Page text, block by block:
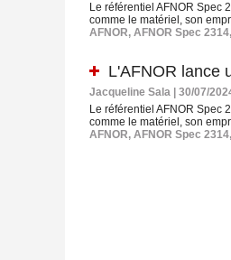
Le référentiel AFNOR Spec
comme le matériel, son
AFNOR, AFNOR Spec 2314,
L'AFNOR lance
Jacqueline Sala | 30/07/
Le référentiel AFNOR Spec
comme le matériel, son
AFNOR, AFNOR Spec 2314,